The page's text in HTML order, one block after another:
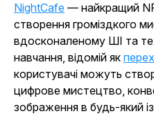
NightCafe — найкращий
створення громіздкого
вдосконаленому ШІ та
навчання, відомій як
користувачі можуть
цифрове мистецтво,
зображення в будь-який